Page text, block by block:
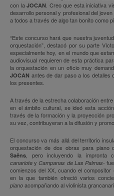
con la JOCAN. Creo que esta iniciativa
desarrollo personal y profesional del
a todos a través de algo tan bonito como
“Este concurso hará que nuestra
orquestación”, destacó por su parte
especialmente hoy, en el mundo que
audiovisual requieren de esta práctica
la orquestación en un oficio muy
JOCAN antes de dar paso a los detalles
los presentes.
A través de la estrecha colaboración
en el ámbito cultural, se ideó esta
través de la formación y la proyección
su vez, contribuyeran a la difusión y
El concurso va más allá del territorio
orquestación de dos obras para piano
Saëns, pero incluyendo la impronta
canariote y Campanas de Las Palmas-
comienzos del XX, cuando el
en la que también ofreció varios
piano acompañando al violinista